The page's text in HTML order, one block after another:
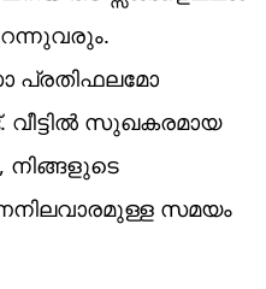
പ്രതിഫലമോ
സുഖകരമായ
നിങ്ങളുടെ
സമയം